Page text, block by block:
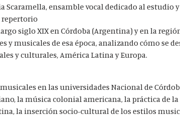
ensamble vocal dedicado al estudio
repertorio
siglo XIX en Córdoba (Argentina) y en la
y musicales de esa época, analizando cómo se
y culturales, América Latina y Europa.
en las universidades Nacional de
la música colonial americana, la práctica de la
la inserción socio-cultural de los estilos